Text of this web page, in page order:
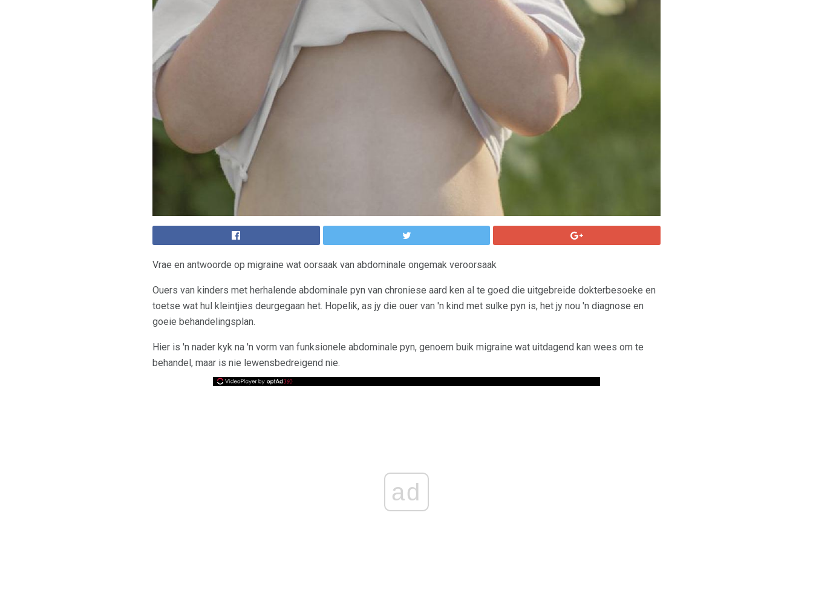
Vrae en antwoorde op migraine wat oorsaak van abdominale ongemak veroorsaak
Ouers van kinders met herhalende abdominale pyn van chroniese aard ken al te goed die uitgebreide dokterbesoeke en
toetse wat hul kleintjies deurgegaan het. Hopelik, as jy die ouer van 'n kind met sulke pyn is, het jy nou 'n diagnose en
goeie behandelingsplan.
Hier is 'n nader kyk na 'n vorm van funksionele abdominale pyn, genoem buik migraine wat uitdagend kan wees om te
behandel, maar is nie lewensbedreigend nie.
ad